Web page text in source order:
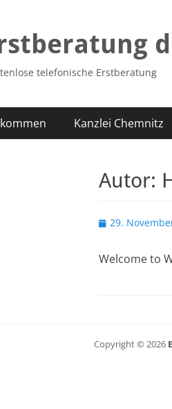
telefonische Erstberatung
Kanzlei Chemnitz
Autor:
Veröffentlicht
29.
Welcome to
Copyright © 2026